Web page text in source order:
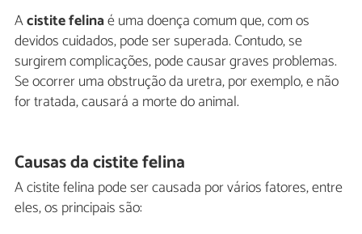
Acistite felinaé uma doença comum que, com os
devidos cuidados, pode ser superada. Contudo, se
surgirem complicações, pode causar graves problemas.
Se ocorrer uma obstrução da uretra, por exemplo, e não
for tratada, causará a morte do animal.
Causas da cistite felina
A cistite felina pode ser causada por vários fatores, entre
eles, os principais são: